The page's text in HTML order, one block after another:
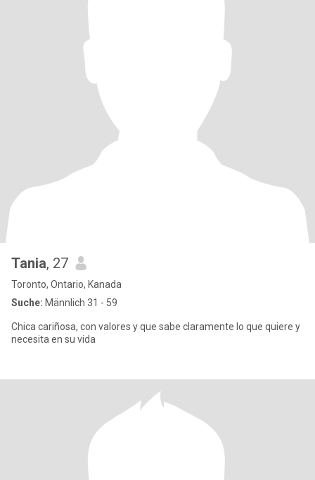
Tania, 27
Toronto, Ontario, Kanada
Suche: Männlich 31 - 59
Chica cariñosa, con valores y que sabe claramente lo que quiere y
necesita en su vida